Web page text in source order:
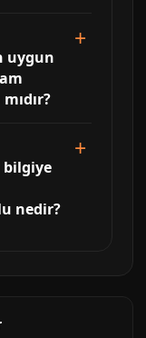
uygun
bilgiye
nedir?